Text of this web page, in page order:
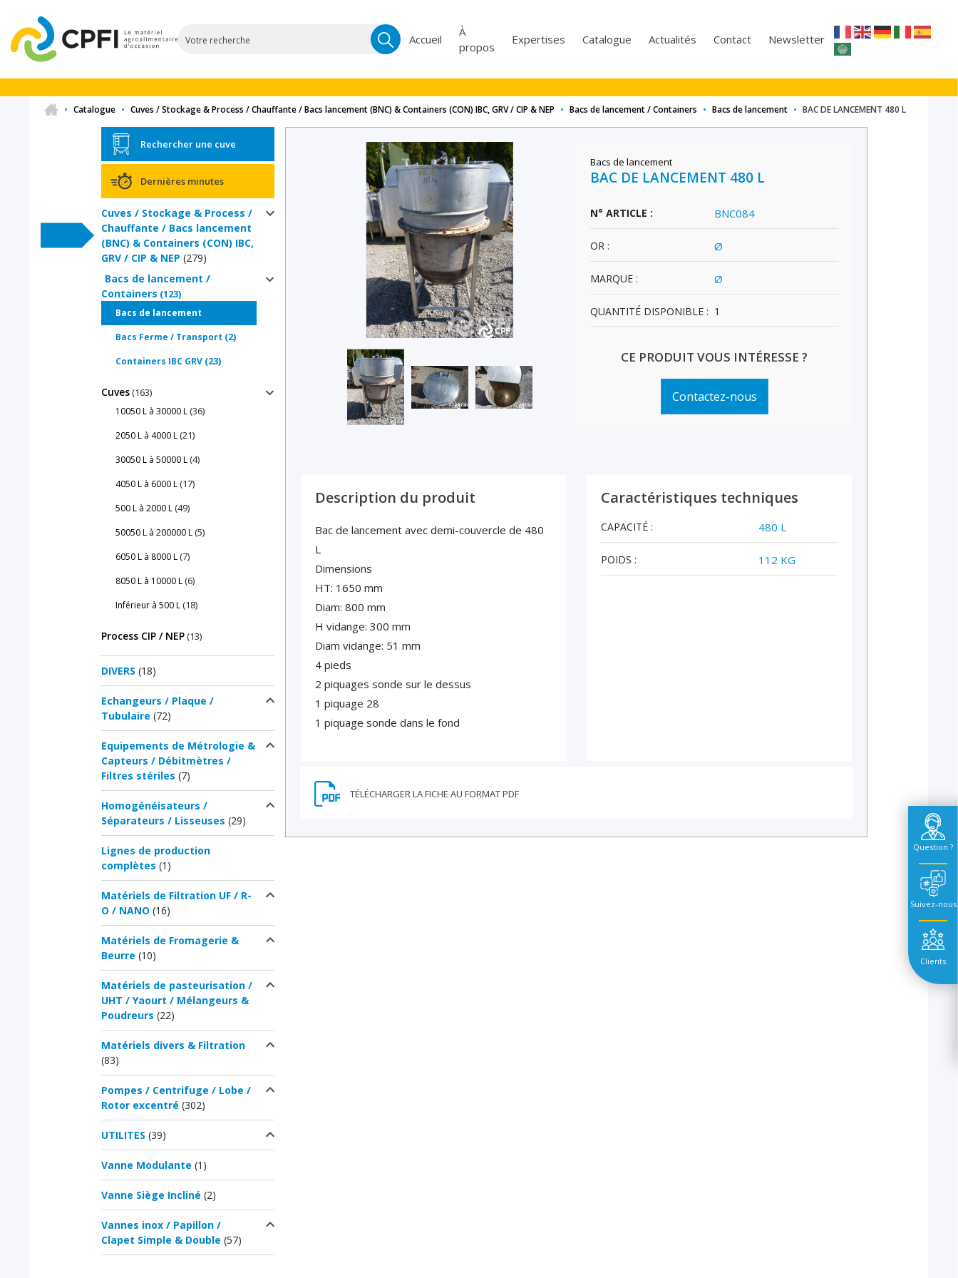
Recherche
pour :
Accueil
À
propos
Expertises Catalogue Actualités Contact Newsletter
Question ?
Suivez-nous
Clients
• Catalogue • Cuves / Stockage & Process / Chauffante / Bacs lancement (BNC) & Containers (CON) IBC, GRV / CIP & NEP • Bacs de lancement / Containers • Bacs de lancement • BAC DE LANCEMENT 480 L
Rechercher une cuve
Dernières minutes
Cuves / Stockage & Process /
Chauffante / Bacs lancement
(BNC) & Containers (CON) IBC,
GRV / CIP & NEP (279)
Bacs de lancement /
Containers (123)
Bacs de lancement
Bacs Ferme / Transport (2)
Containers IBC GRV (23)
Cuves(163)
10050 L à 30000 L(36)
2050 L à 4000 L(21)
30050 L à 50000 L(4)
4050 L à 6000 L(17)
500 L à 2000 L(49)
50050 L à 200000 L(5)
6050 L à 8000 L(7)
8050 L à 10000 L(6)
Inférieur à 500 L(18)
Process CIP / NEP(13)
DIVERS (18)
Echangeurs / Plaque /
Tubulaire (72)
Equipements de Métrologie &
Capteurs / Débitmètres /
Filtres stériles (7)
Homogénéisateurs /
Séparateurs / Lisseuses (29)
Lignes de production
complètes (1)
Matériels de Filtration UF / R-
O / NANO (16)
Matériels de Fromagerie &
Beurre (10)
Matériels de pasteurisation /
UHT / Yaourt / Mélangeurs &
Poudreurs (22)
Matériels divers & Filtration
(83)
Pompes / Centrifuge / Lobe /
Rotor excentré (302)
UTILITES (39)
Vanne Modulante (1)
Vanne Siège Incliné (2)
Vannes inox / Papillon /
Clapet Simple & Double (57)
Bacs de lancement
BAC DE LANCEMENT 480 L
N° ARTICLE : BNC084
OR : Ø
MARQUE : Ø
QUANTITÉ DISPONIBLE : 1
CE PRODUIT VOUS INTÉRESSE ?
Contactez-nous
Description du produit
Bac de lancement avec demi-couvercle de 480
L
Dimensions
HT: 1650 mm
Diam: 800 mm
H vidange: 300 mm
Diam vidange: 51 mm
4 pieds
2 piquages sonde sur le dessus
1 piquage 28
1 piquage sonde dans le fond
Caractéristiques techniques
CAPACITÉ : 480 L
POIDS : 112 KG